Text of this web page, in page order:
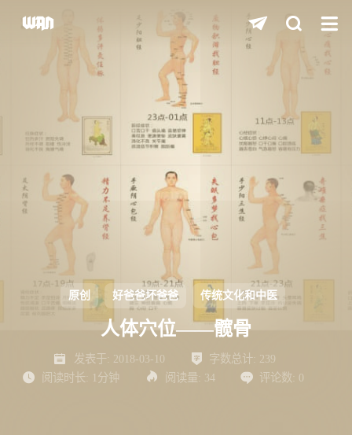
关闭快捷键功能
shift 打开中控台
D 深色/浅色显示模式
S 站内搜索
H 返回首页
L 友链页面
原创 好爸爸坏爸爸 传统文化和中医
人体穴位——髋骨
发表于: 2018-03-10 字数总计: 239
阅读时长: 1分钟 阅读量: 34 评论数: 0